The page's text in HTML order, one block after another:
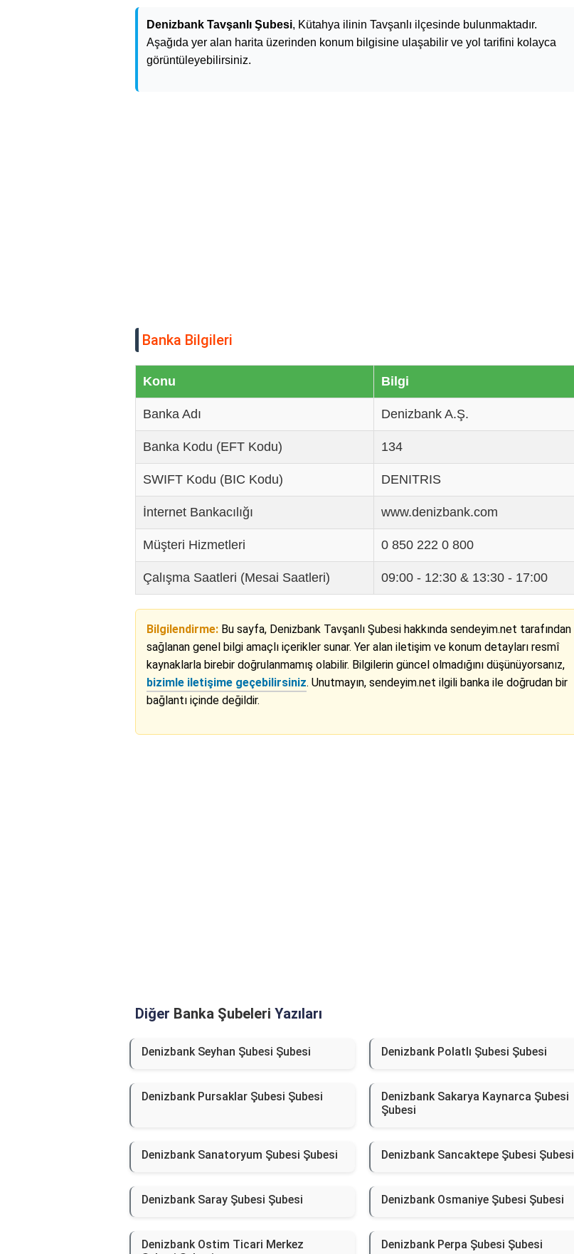
Denizbank Tavşanlı Şubesi, Kütahya ilinin Tavşanlı ilçesinde bulunmaktadır.
Aşağıda yer alan harita üzerinden konum bilgisine ulaşabilir ve yol tarifini kolayca
görüntüleyebilirsiniz.
Banka Bilgileri
Konu Bilgi
Banka Adı Denizbank A.Ş.
Banka Kodu (EFT Kodu) 134
SWIFT Kodu (BIC Kodu) DENITRIS
İnternet Bankacılığı www.denizbank.com
Müşteri Hizmetleri 0 850 222 0 800
Çalışma Saatleri (Mesai Saatleri) 09:00 - 12:30 & 13:30 - 17:00
Bilgilendirme: Bu sayfa, Denizbank Tavşanlı Şubesi hakkında sendeyim.net tarafından
sağlanan genel bilgi amaçlı içerikler sunar. Yer alan iletişim ve konum detayları resmî
kaynaklarla birebir doğrulanmamış olabilir. Bilgilerin güncel olmadığını düşünüyorsanız,
bizimle iletişime geçebilirsiniz. Unutmayın, sendeyim.net ilgili banka ile doğrudan bir
bağlantı içinde değildir.
Diğer Banka Şubeleri Yazıları
Denizbank Seyhan Şubesi Şubesi Denizbank Polatlı Şubesi Şubesi
Denizbank Pursaklar Şubesi Şubesi
Denizbank Sakarya Kaynarca Şubesi
Şubesi
Denizbank Sanatoryum Şubesi Şubesi Denizbank Sancaktepe Şubesi Şubesi
Denizbank Saray Şubesi Şubesi Denizbank Osmaniye Şubesi Şubesi
Denizbank Ostim Ticari Merkez
Denizbank Perpa Şubesi Şubesi